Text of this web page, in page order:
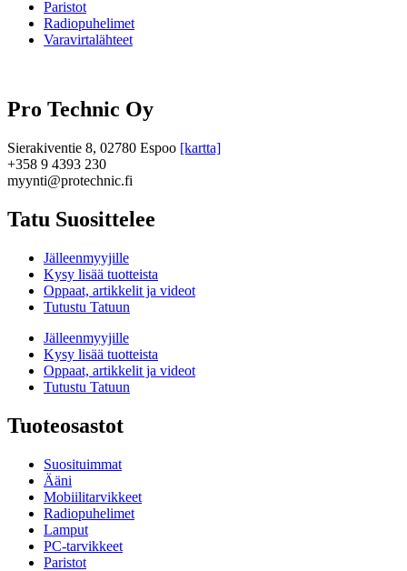
Paristot
Radiopuhelimet
Varavirtalähteet
Pro Technic Oy
Sierakiventie 8, 02780 Espoo [kartta]
+358 9 4393 230
myynti@protechnic.fi
Tatu Suosittelee
Jälleenmyyjille
Kysy lisää tuotteista
Oppaat, artikkelit ja videot
Tutustu Tatuun
Jälleenmyyjille
Kysy lisää tuotteista
Oppaat, artikkelit ja videot
Tutustu Tatuun
Tuoteosastot
Suosituimmat
Ääni
Mobiilitarvikkeet
Radiopuhelimet
Lamput
PC-tarvikkeet
Paristot